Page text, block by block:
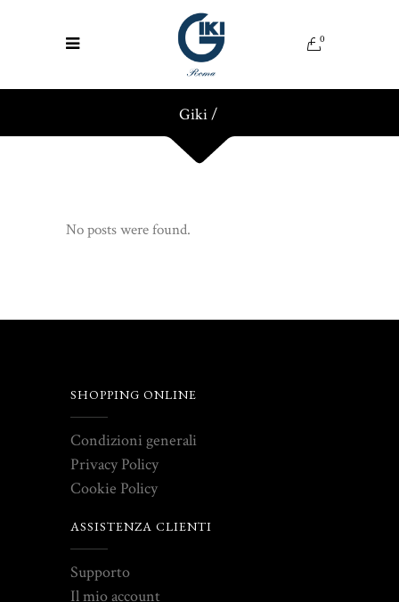
0
Giki/
No posts were found.
SHOPPING ONLINE
Condizioni generali
Privacy Policy
Cookie Policy
ASSISTENZA CLIENTI
Supporto
Il mio account